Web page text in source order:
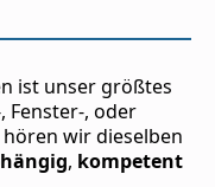
ist unser größtes
Fenster-, oder
wir dieselben
, kompetent